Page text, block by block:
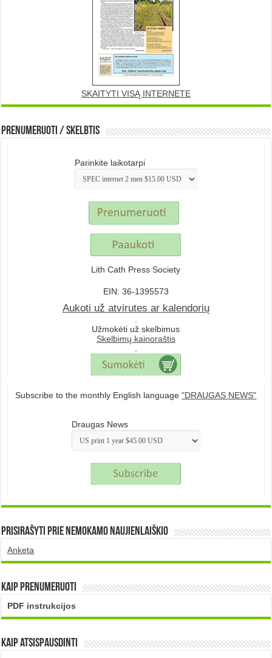
SKAITYTI VISĄ INTERNETE
Prenumeruoti / Skelbtis
Parinkite laikotarpi
Lith Cath Press Society
EIN: 36-1395573
Aukoti už atvirutes ar kalendorių
.
Užmokėti už skelbimus
Skelbimų kainoraštis
.
Subscribe to the monthly English language"DRAUGAS NEWS"
Draugas News
Prisirašyti prie nemokamo naujienlaiškio
Anketa
Kaip prenumeruoti
PDF instrukcijos
Kaip atsispausdinti